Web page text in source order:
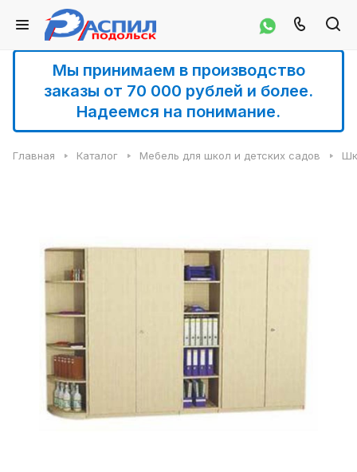
Мы принимаем в производство
заказы от 70 000 рублей и более.
Надеемся на понимание.
Главная Каталог Мебель для школ и детских садов